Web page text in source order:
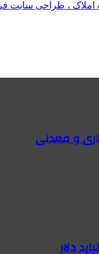
، طراحی سایت
و معدنی